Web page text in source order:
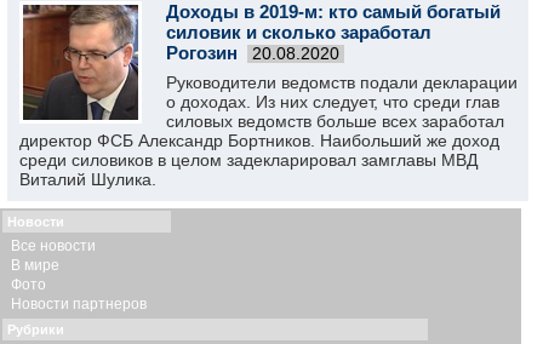
Доходы в 2019-м: кто самый богатый
силовик и сколько заработал
Рогозин
20.08.2020
Руководители ведомств подали декларации
о доходах. Из них следует, что среди глав
силовых ведомств больше всех заработал
директор ФСБ Александр Бортников. Наибольший же доход
среди силовиков в целом задекларировал замглавы МВД
Виталий Шулика.
Новости
Все новости
В мире
Фото
Новости партнеров
Рубрики